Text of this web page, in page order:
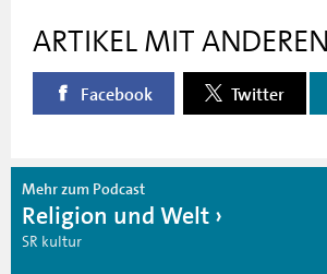
ARTIKEL MIT
Facebook Twitter
Mehr zum Podcast
Religion und Welt
SR kultur